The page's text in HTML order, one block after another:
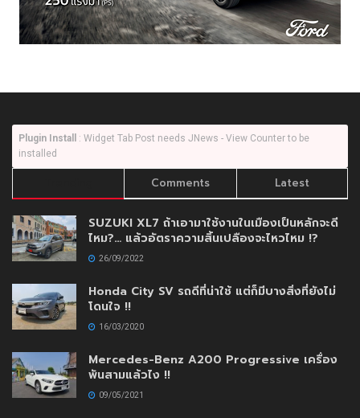
Plugin Install
: Widget Tab Post needs JNews - View Counter to be
installed
Comments Latest
SUZUKI XL7 ถ้าเอามาใช้งานในเมืองเป็นหลักจะดี
ไหม?… แล้วอัตราความสิ้นเปลืองจะไหวไหม !?
26/09/2022
Honda City SV รถดีที่น่าใช้ แต่ก็มีบางสิ่งที่ยังไม่
โดนใจ !!
16/03/2020
Mercedes-Benz A200 Progressive เครื่อง
พันสามแล้วไง !!
09/05/2021